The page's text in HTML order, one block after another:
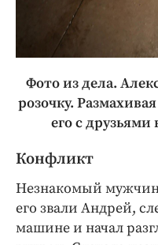
Фото из дела.
розочку.
его с друзьями
Конфликт
Незнакомый
его звали Андрей,
машине и начал